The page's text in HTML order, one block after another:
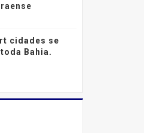
cidades se
Bahia.